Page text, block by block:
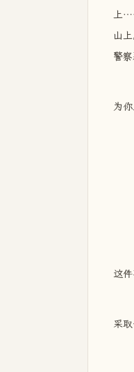
上
山
警
为
这
采